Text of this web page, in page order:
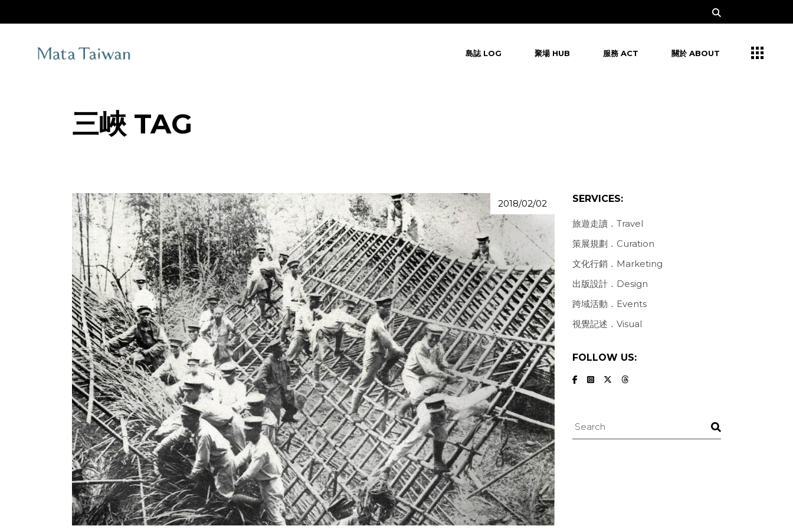
the
島誌 LOG 聚場 HUB 服務 ACT 關於 ABOUT
三峽 TAG
2018/02/02 SERVICES:
旅遊走讀．Travel
策展規劃．Curation
文化行銷．Marketing
出版設計．Design
跨域活動．Events
視覺記述．Visual
FOLLOW US:
Search